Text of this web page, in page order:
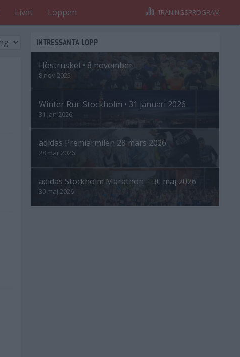
Livet Loppen TRÄNINGSPROGRAM
INTRESSANTA LOPP
Höstrusket • 8 november
8 nov 2025
Winter Run Stockholm • 31 januari 2026
31 jan 2026
adidas Premiärmilen 28 mars 2026
28 mar 2026
adidas Stockholm Marathon – 30 maj 2026
30 maj 2026